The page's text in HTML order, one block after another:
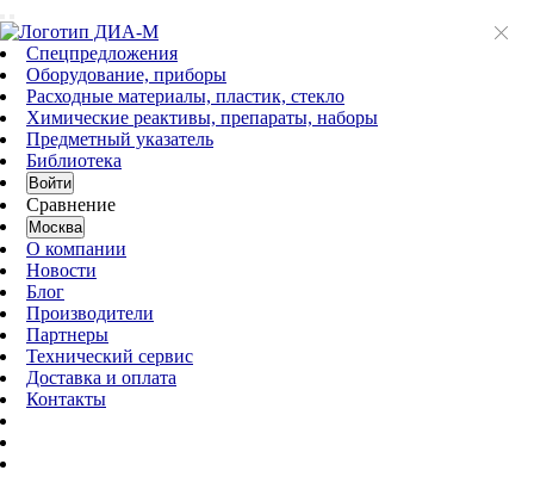
Спецпредложения
Оборудование, приборы
Расходные материалы, пластик, стекло
Химические реактивы, препараты, наборы
Предметный указатель
Библиотека
Войти
Сравнение
Москва
О компании
Новости
Блог
Производители
Партнеры
Технический сервис
Доставка и оплата
Контакты